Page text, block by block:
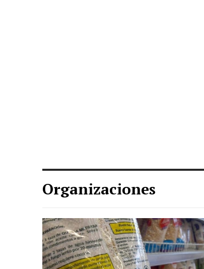
Organizaciones